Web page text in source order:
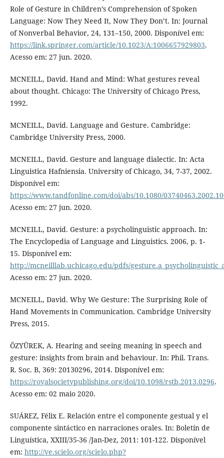
Role of Gesture in Children’s Comprehension of Spoken
Language: Now They Need It, Now They Don’t. In: Journal
of Nonverbal Behavior, 24, 131–150, 2000. Disponível em:
https://link.springer.com/article/10.1023/A:1006657929803.
Acesso em: 27 jun. 2020.
MCNEILL, David. Hand and Mind: What gestures reveal
about thought. Chicago: The University of Chicago Press,
1992.
MCNEILL, David. Language and Gesture. Cambridge:
Cambridge University Press, 2000.
MCNEILL, David. Gesture and language dialectic. In: Acta
Linguistica Hafniensia. University of Chicago, 34, 7-37, 2002.
Disponível em:
https://www.tandfonline.com/doi/abs/10.1080/
Acesso em: 27 jun. 2020.
MCNEILL, David. Gesture: a psycholinguistic approach. In:
The Encyclopedia of Language and Linguistics. 2006, p. 1-
15. Disponível em:
http://mcneilllab.uchicago.edu/pdfs/
Acesso em: 27 jun. 2020.
MCNEILL, David. Why We Gesture: The Surprising Role of
Hand Movements in Communication. Cambridge University
Press, 2015.
ÖZYÜREK, A. Hearing and seeing meaning in speech and
gesture: insights from brain and behaviour. In: Phil. Trans.
R. Soc. B, 369: 20130296, 2014. Disponível em:
https://royalsocietypublishing.org/doi/10.1098/rstb.2013.0296.
Acesso em: 02 maio 2020.
SUÁREZ, Félix E. Relación entre el componente gestual y el
componente sintáctico en narraciones orales. In: Boletín de
Linguística, XXIII/35-36 /Jan-Dez, 2011: 101-122. Disponível
em: http://ve.scielo.org/scielo.php?